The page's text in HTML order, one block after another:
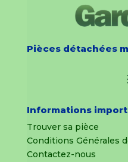
Pièces détachées
Informations
Trouver sa pièce
Conditions Générales
Contactez-nous